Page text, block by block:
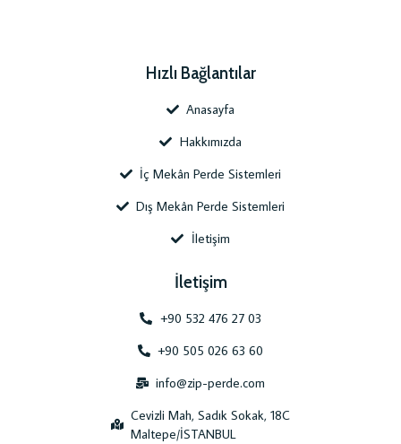
Hızlı Bağlantılar
Anasayfa
Hakkımızda
İç Mekân Perde Sistemleri
Dış Mekân Perde Sistemleri
İletişim
İletişim
+90 532 476 27 03
+90 505 026 63 60
info@zip-perde.com
Cevizli Mah, Sadık Sokak, 18C
Maltepe/İSTANBUL